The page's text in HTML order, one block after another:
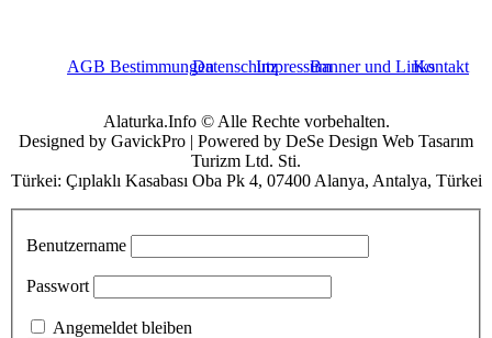
AGB BestimmungenDatenschutzImpressumBanner und LinksKontakt
Alaturka.Info © Alle Rechte vorbehalten.
Designed by GavickPro | Powered by DeSe Design Web Tasarım
Turizm Ltd. Sti.
Türkei: Çıplaklı Kasabası Oba Pk 4, 07400 Alanya, Antalya, Türkei
Benutzername
Passwort
Angemeldet bleiben